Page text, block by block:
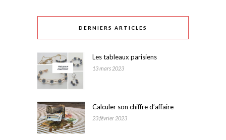
DERNIERS ARTICLES
Les tableaux parisiens
13 mars 2023
Calculer son chiffre d’affaire
23 février 2023